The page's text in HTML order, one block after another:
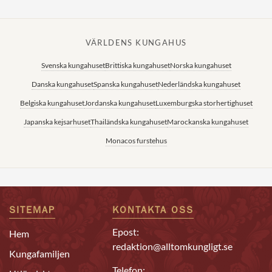
VÄRLDENS KUNGAHUS
Svenska kungahusetBrittiska kungahusetNorska kungahuset
Danska kungahusetSpanska kungahusetNederländska kungahuset
Belgiska kungahusetJordanska kungahusetLuxemburgska storhertighuset
Japanska kejsarhusetThailändska kungahusetMarockanska kungahuset
Monacos furstehus
SITEMAP
Hem
Kungafamiljen
KONTAKTA OSS
Epost:
redaktion@alltomkungligt.se